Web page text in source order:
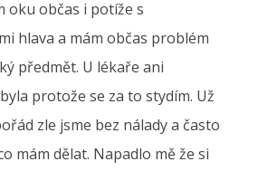
oku občas i potíže s
hlava a mám občas problém
předmět. U lékaře ani
protože se za to stydím. Už
zle jsme bez nálady a často
mám dělat. Napadlo mě že si